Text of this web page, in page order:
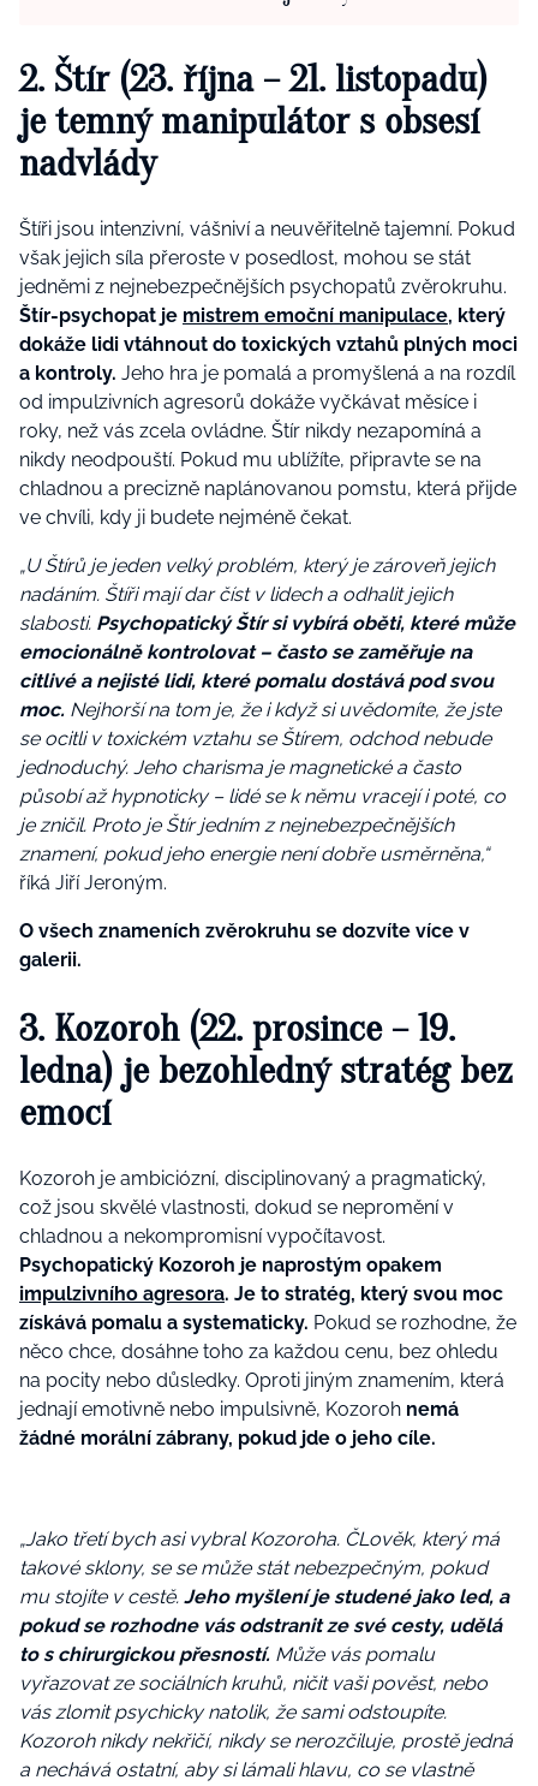
2. Štír (23. října – 21. listopadu)
je temný manipulátor s obsesí
nadvlády
Štíři jsou intenzivní, vášniví a neuvěřitelně tajemní. Pokud
však jejich síla přeroste v posedlost, mohou se stát
jedněmi z nejnebezpečnějších psychopatů zvěrokruhu.
Štír-psychopat je mistrem emoční manipulace, který
dokáže lidi vtáhnout do toxických vztahů plných moci
a kontroly. Jeho hra je pomalá a promyšlená a na rozdíl
od impulzivních agresorů dokáže vyčkávat měsíce i
roky, než vás zcela ovládne. Štír nikdy nezapomíná a
nikdy neodpouští. Pokud mu ublížíte, připravte se na
chladnou a precizně naplánovanou pomstu, která přijde
ve chvíli, kdy ji budete nejméně čekat.
„U Štírů je jeden velký problém, který je zároveň jejich
nadáním. Štíři mají dar číst v lidech a odhalit jejich
slabosti. Psychopatický Štír si vybírá oběti, které může
emocionálně kontrolovat – často se zaměřuje na
citlivé a nejisté lidi, které pomalu dostává pod svou
moc. Nejhorší na tom je, že i když si uvědomíte, že jste
se ocitli v toxickém vztahu se Štírem, odchod nebude
jednoduchý. Jeho charisma je magnetické a často
působí až hypnoticky – lidé se k němu vracejí i poté, co
je zničil. Proto je Štír jedním z nejnebezpečnějších
znamení, pokud jeho energie není dobře usměrněna,“
říká Jiří Jeroným.
O všech znameních zvěrokruhu se dozvíte více v
galerii.
3. Kozoroh (22. prosince – 19.
ledna) je bezohledný stratég bez
emocí
Kozoroh je ambiciózní, disciplinovaný a pragmatický,
což jsou skvělé vlastnosti, dokud se nepromění v
chladnou a nekompromisní vypočítavost.
Psychopatický Kozoroh je naprostým opakem
impulzivního agresora. Je to stratég, který svou moc
získává pomalu a systematicky. Pokud se rozhodne, že
něco chce, dosáhne toho za každou cenu, bez ohledu
na pocity nebo důsledky. Oproti jiným znamením, která
jednají emotivně nebo impulsivně, Kozoroh nemá
žádné morální zábrany, pokud jde o jeho cíle.
„Jako třetí bych asi vybral Kozoroha. ČLověk, který má
takové sklony, se se může stát nebezpečným, pokud
mu stojíte v cestě. Jeho myšlení je studené jako led, a
pokud se rozhodne vás odstranit ze své cesty, udělá
to s chirurgickou přesností. Může vás pomalu
vyřazovat ze sociálních kruhů, ničit vaši pověst, nebo
vás zlomit psychicky natolik, že sami odstoupíte.
Kozoroh nikdy nekřičí, nikdy se nerozčiluje, prostě jedná
a nechává ostatní, aby si lámali hlavu, co se vlastně